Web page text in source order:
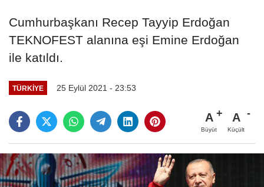
Cumhurbaşkanı Recep Tayyip Erdoğan
TEKNOFEST alanına eşi Emine Erdoğan
ile katıldı.
TÜRKIYE 25 Eylül 2021 - 23:53
A
Büyüt
A
Küçült